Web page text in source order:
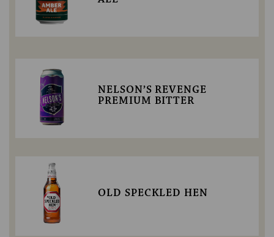
NELSON’S REVENGE
PREMIUM BITTER
OLD SPECKLED HEN